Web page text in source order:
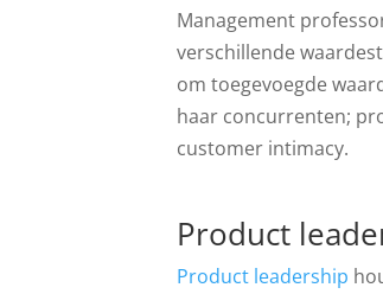
Management
verschillende
om toegevoegde
haar concurrenten;
customer intimacy.
Product
Product leadership